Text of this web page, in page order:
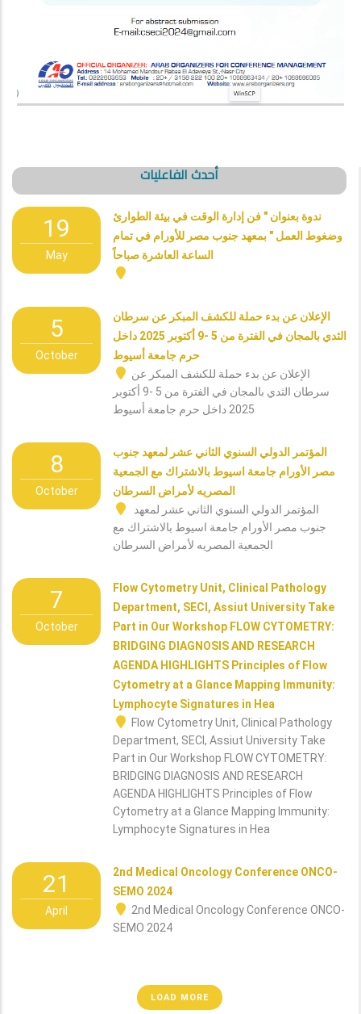
أحدث الفاعليات
19
May
ندوة بعنوان " فن إدارة الوقت في بيئة الطوارئ
وضغوط العمل " بمعهد جنوب مصر للأورام في تمام
الساعة العاشرة صباحاً
5
October
الإعلان عن بدء حملة للكشف المبكر عن سرطان
الثدي بالمجان في الفترة من 5 -9 أكتوبر 2025 داخل
حرم جامعة أسيوط
الإعلان عن بدء حملة للكشف المبكر عن
سرطان الثدي بالمجان في الفترة من 5 -9 أكتوبر
2025 داخل حرم جامعة أسيوط
8
October
المؤتمر الدولي السنوي الثاني عشر لمعهد جنوب
مصر الأورام جامعة اسيوط بالاشتراك مع الجمعية
جنوب مصر الأورام جامعة اسيوط بالاشتراك مع
7
October
Flow Cytometry Unit, Clinical Pathology
Department, SECI, Assiut University Take
Part in Our Workshop FLOW CYTOMETRY:
BRIDGING DIAGNOSIS AND RESEARCH
AGENDA HIGHLIGHTS Principles of Flow
Cytometry at a Glance Mapping Immunity:
Lymphocyte Signatures in Hea
Flow Cytometry Unit, Clinical Pathology
Department, SECI, Assiut University Take
Part in Our Workshop FLOW CYTOMETRY:
BRIDGING DIAGNOSIS AND RESEARCH
AGENDA HIGHLIGHTS Principles of Flow
Cytometry at a Glance Mapping Immunity:
Lymphocyte Signatures in Hea
21
April
2nd Medical Oncology Conference ONCO-
SEMO 2024
2nd Medical Oncology Conference ONCO-
SEMO 2024
LOAD MORE